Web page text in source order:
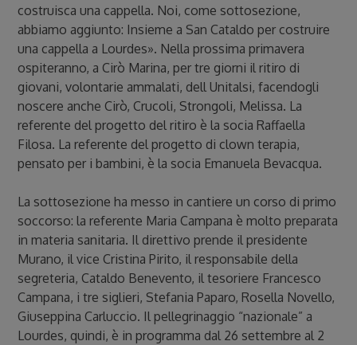
costruisca una cappella. Noi, come sottosezione,
abbiamo aggiunto: Insieme a San Cataldo per costruire
una cappella a Lourdes». Nella prossima primavera
ospiteranno, a Cirò Marina, per tre giorni il ritiro di
giovani, volontarie ammalati, dell Unitalsi, facendogli
noscere anche Cirò, Crucoli, Strongoli, Melissa. La
referente del progetto del ritiro è la socia Raffaella
Filosa. La referente del progetto di clown terapia,
pensato per i bambini, è la socia Emanuela Bevacqua.
La sottosezione ha messo in cantiere un corso di primo
soccorso: la referente Maria Campana è molto preparata
in materia sanitaria. Il direttivo prende il presidente
Murano, il vice Cristina Pirito, il responsabile della
segreteria, Cataldo Benevento, il tesoriere Francesco
Campana, i tre siglieri, Stefania Paparo, Rosella Novello,
Giuseppina Carluccio. Il pellegrinaggio “nazionale” a
Lourdes, quindi, è in programma dal 26 settembre al 2